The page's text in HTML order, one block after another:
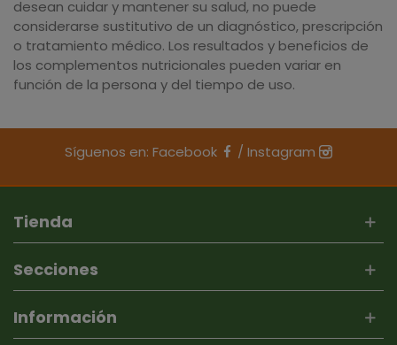
desean cuidar y mantener su salud, no puede
considerarse sustitutivo de un diagnóstico, prescripción
o tratamiento médico. Los resultados y beneficios de
los complementos nutricionales pueden variar en
función de la persona y del tiempo de uso.
Síguenos en: Facebook / Instagram
Tienda
Secciones
Información